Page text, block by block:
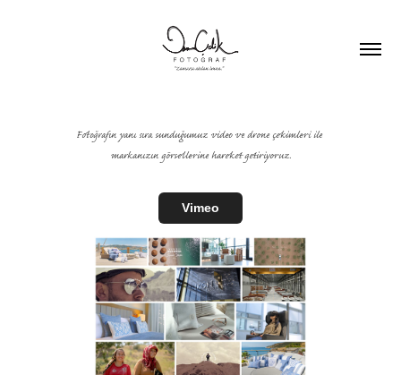
Fotoğrafın yanı sıra sunduğumuz video ve drone çekimleri ile
markanızın görsellerine hareket getiriyoruz.
Vimeo